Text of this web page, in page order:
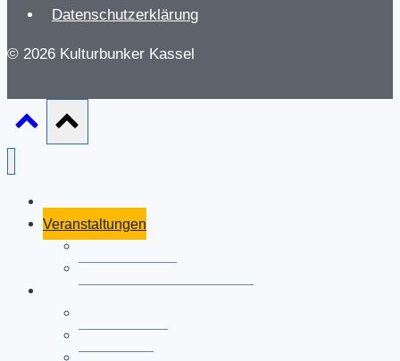
Datenschutzerklärung
© 2026 Kulturbunker Kassel
Veranstaltungen
Anmeldung zum Newsletter
Akteur*innen
Robert Pfaff
Marcos Rudmann